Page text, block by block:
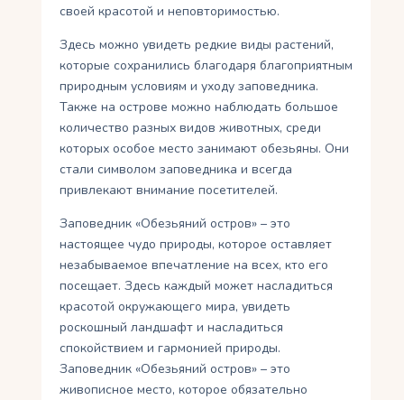
своей красотой и неповторимостью.
Здесь можно увидеть редкие виды растений,
которые сохранились благодаря благоприятным
природным условиям и уходу заповедника.
Также на острове можно наблюдать большое
количество разных видов животных, среди
которых особое место занимают обезьяны. Они
стали символом заповедника и всегда
привлекают внимание посетителей.
Заповедник «Обезьяний остров» – это
настоящее чудо природы, которое оставляет
незабываемое впечатление на всех, кто его
посещает. Здесь каждый может насладиться
красотой окружающего мира, увидеть
роскошный ландшафт и насладиться
спокойствием и гармонией природы.
Заповедник «Обезьяний остров» – это
живописное место, которое обязательно